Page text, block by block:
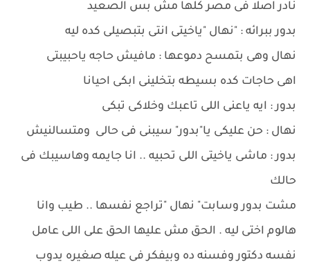
نادر اصلا فى مصر كلها مش بس الصعيد
بدور ببرائه : "نهال "ياخيتى انتى بتبصيلى كده ليه
نهال وهى بتمسح دموعها : مافيش حاجه ياحبيبتى
اهى حاجات كده بسيطه بتخلينى ابكى احيانا
بدور : ايه ياعنى اللى تاعبك وخلاكى تبكى
نهال : حن عليكى يا"بدور" سيبنى فى حالى ومتسالنيش
بدور : ماشى ياخيتى اللى تحبيه .. انا جايمه وهاسيبك فى
حالك
مشت بدور وسابت" نهال "تراجع نفسها .. طيب وانا
هالوم اختى ليه . الحق مش عليها الحق على اللى عامل
نفسه دكتور وفسنه ده وبيفكر فى عيله صغيره يدوب